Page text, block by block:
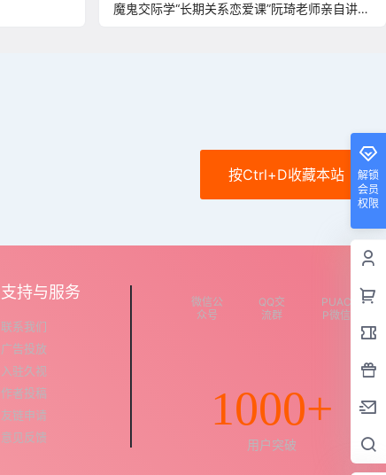
魔鬼交际学“长期关系恋爱课”阮琦老师亲自讲授
解锁
会员
权限
按Ctrl+D收藏本站
支持与服务
联系我们
广告投放
入驻久视
作者投稿
友链申请
意见反馈
微信公
众号
QQ交
流群
PUAC
P微信
1000+
用户突破